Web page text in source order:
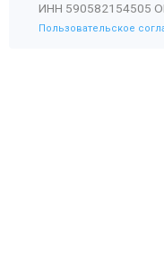
ИНН 590582154505
Пользовательское